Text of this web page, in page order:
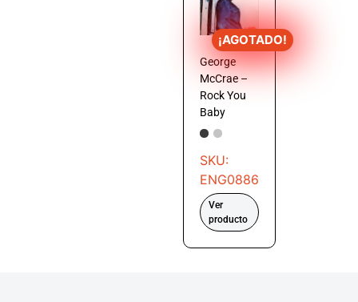
¡AGOTADO!
George
McCrae –
Rock You
Baby
SKU:
ENG0886
Ver
producto